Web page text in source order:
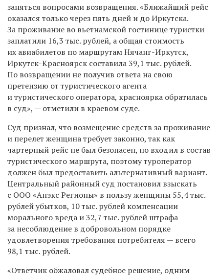
заняться вопросами возвращения. «Ближайший рейс
оказался только через пять дней и до Иркутска.
За проживание во вьетнамской гостинице туристки
заплатили 16,3 тыс. рублей, а общая стоимость
их авиабилетов по маршрутам Нячанг-Иркутск,
Иркутск-Красноярск составила 39,1 тыс. рублей.
По возвращении не получив ответа на свою
претензию от туристического агента
и туристического оператора, красноярка обратилась
в суд», — отметили в краевом суде.
Суд признал, что возмещение средств за проживание
и перелет женщина требует законно, так как
чартерный рейс не был безопасен, но входил в состав
туристического маршрута, поэтому туроператор
должен был предоставить альтернативный вариант.
Центральный районный суд постановил взыскать
с ООО «Анэкс Регионы» в пользу женщины 55,4 тыс.
рублей убытков, 10 тыс. рублей компенсации
морального вреда и 32,7 тыс. рублей штрафа
за несоблюдение в добровольном порядке
удовлетворения требования потребителя — всего
98,1 тыс. рублей.
«Ответчик обжаловал судебное решение, одним